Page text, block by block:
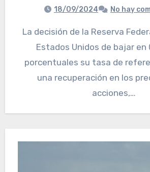
18/09/2024 No hay
La decisión de la Reserva Federal (FED) de los
Estados Unidos de bajar en
porcentuales su tasa de
una recuperación en los
acciones,…